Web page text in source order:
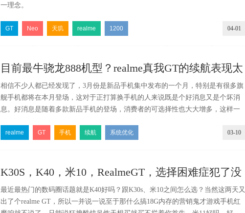
一理念。
04-01
GT Neo 天玑 realme 1200
目前最牛骁龙888机型？realme真我GT的续航表现太
强了
相信不少人都已经发现了，3月份是新品手机集中发布的一个月，特别是有很多旗
舰手机都将在本月登场，这对于正打算换手机的人来说既是个好消息又是个坏消
息。好消息是随着多款新品手机的登场，消费者的可选择性也大大增多，这样一
03-10
realme GT 手机 续航 系统优化
K30S，K40，米10，RealmeGT，选择困难症犯了没
最近最热门的数码圈话题就是K40好吗？跟K30s、米10之间怎么选？当然这两天又
出了个realme GT，所以一并说一说至于那什么搞18G内存的营销鬼才游戏手机红